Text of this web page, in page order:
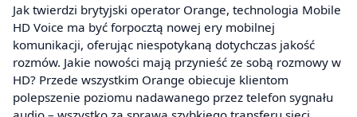
Jak twierdzi brytyjski operator Orange, technologia Mobile
HD Voice ma być forpocztą nowej ery mobilnej
komunikacji, oferując niespotykaną dotychczas jakość
rozmów. Jakie nowości mają przynieść ze sobą rozmowy w
HD? Przede wszystkim Orange obiecuje klientom
polepszenie poziomu nadawanego przez telefon sygnału